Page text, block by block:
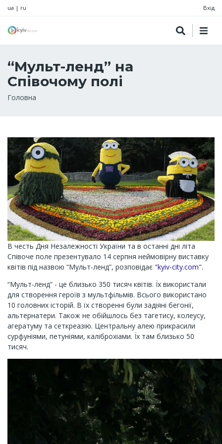
ua | ru Вхід
“Мульт-ленд” на
Співочому полі
Рядок
Головна
В честь Дня Незалежності України та в останні дні літа
Співоче поле презентувало 14 серпня неймовірну виставку
квітів під назвою “Мульт-ленд”, розповідає "kyiv-city.com".
“Мульт-ленд” - це близько 350 тисяч квітів. Їх використали
для створення героїв з мультфільмів. Всього використано
10 головних історій. В їх створенні були задіяні бегонії,
альтернатери. Також не обійшлось без тагетису, колеусу,
агератуму та сеткреазію. Центральну алею прикрасили
сурфуніями, петуніями, каліброхіами. Їх там близько 50
тисяч.